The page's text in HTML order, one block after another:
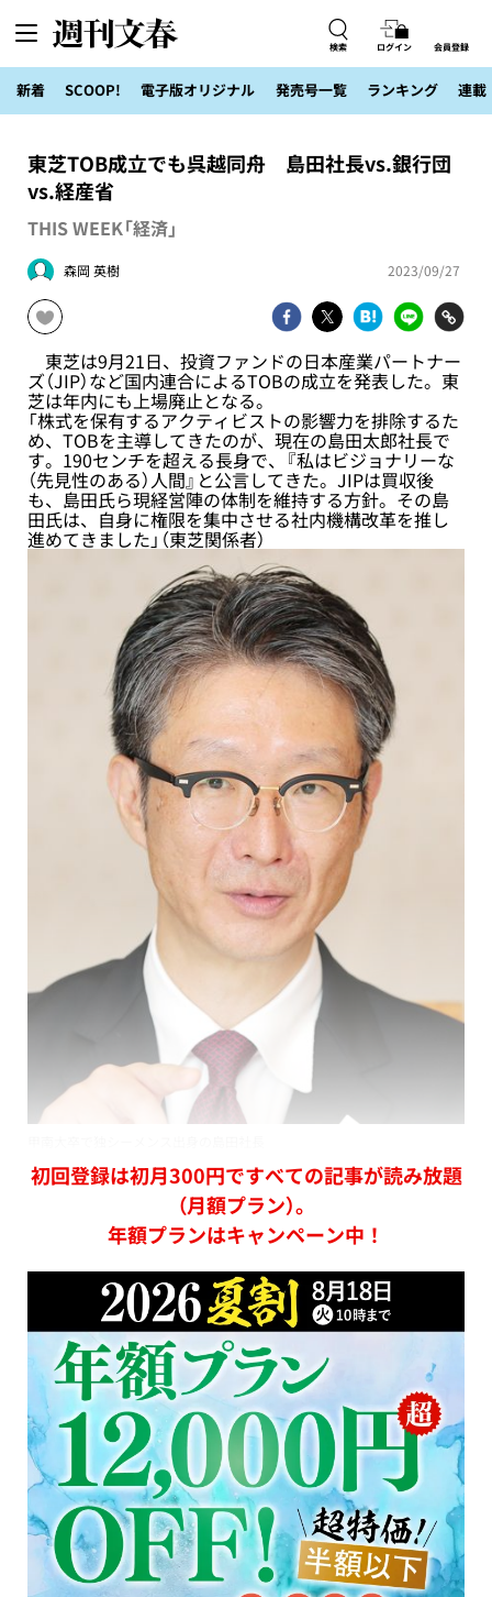
検索 ログイン 会員登録
新着 SCOOP! 電子版オリジナル 発売号一覧 ランキング 連載
東芝TOB成立でも呉越同舟 島田社長vs.銀行団
vs.経産省
THIS WEEK「経済」
森岡 英樹 2023/09/27
東芝は9月21日、投資ファンドの日本産業パートナー
ズ（JIP）など国内連合によるTOBの成立を発表した。東
芝は年内にも上場廃止となる。
「株式を保有するアクティビストの影響力を排除するた
め、TOBを主導してきたのが、現在の島田太郎社長で
す。190センチを超える長身で、『私はビジョナリーな
（先見性のある）人間』と公言してきた。JIPは買収後
も、島田氏ら現経営陣の体制を維持する方針。その島
田氏は、自身に権限を集中させる社内機構改革を推し
進めてきました」（東芝関係者）
初回登録は初月300円ですべての記事が読み放題
（月額プラン）。
年額プランはキャンペーン中！